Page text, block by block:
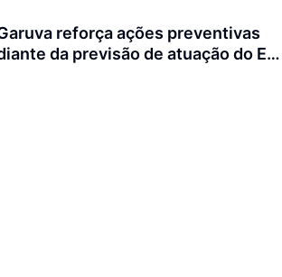
reforça ações preventivas
da previsão de atuação do El